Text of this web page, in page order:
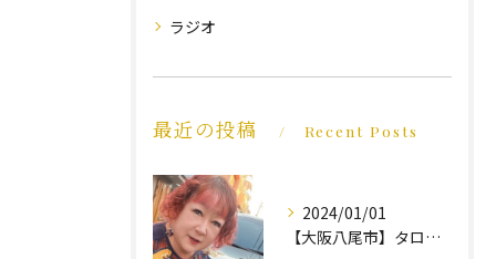
ラジオ
最近の投稿 Recent Posts
2024/01/01
【大阪八尾市】タロット占い教室｜年末のご挨拶｜ほんわか笑福占い☆久笑